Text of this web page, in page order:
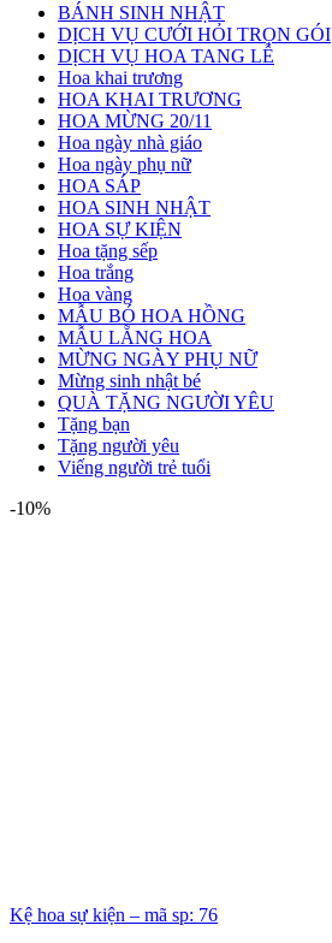
BÁNH SINH NHẬT
DỊCH VỤ CƯỚI HỎI TRỌN GÓI
DỊCH VỤ HOA TANG LỄ
Hoa khai trương
HOA KHAI TRƯƠNG
HOA MỪNG 20/11
Hoa ngày nhà giáo
Hoa ngày phụ nữ
HOA SÁP
HOA SINH NHẬT
HOA SỰ KIỆN
Hoa tặng sếp
Hoa trắng
Hoa vàng
MẪU BÓ HOA HỒNG
MẪU LẴNG HOA
MỪNG NGÀY PHỤ NỮ
Mừng sinh nhật bé
QUÀ TẶNG NGƯỜI YÊU
Tặng bạn
Tặng người yêu
Viếng người trẻ tuổi
-10%
Kệ hoa sự kiện – mã sp: 76